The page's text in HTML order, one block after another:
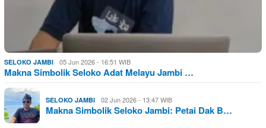
SELOKO JAMBI 05 Jun 2026 - 16:51 WIB
Makna Simbolik Seloko Adat Melayu Jambi …
SELOKO JAMBI 02 Jun 2026 - 13:47 WIB
Makna Simbolik Seloko Jambi: Petai Dak B…